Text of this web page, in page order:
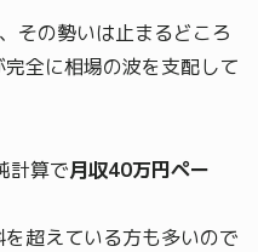
その勢いは止まるどころ
全に相場の波を支配して
計算で月収40万円ペー
超えている方も多いので